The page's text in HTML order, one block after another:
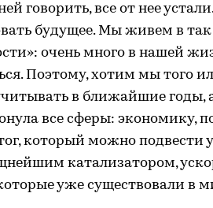
говорить, все от нее
будущее. Мы живем в так
очень много в нашей
Поэтому, хотим мы того
в ближайшие годы,
все сферы: экономику,
который можно подвести
катализатором,
уже существовали в